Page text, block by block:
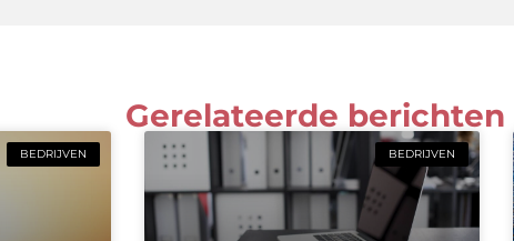
Gerelateerde berichten
BEDRIJVEN BEDRIJVEN